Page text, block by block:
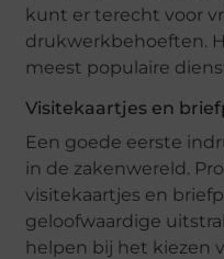
kunt er terecht voor
drukwerkbehoeften.
meest populaire
Visitekaartjes en
Een goede eerste
in de zakenwereld.
visitekaartjes en
geloofwaardige
helpen bij het kiezen